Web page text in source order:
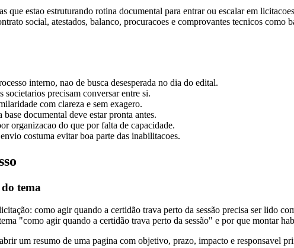
que estao estruturando rotina documental para entrar ou escalar em
social, atestados, balanco, procuracoes e comprovantes tecnicos
interno, nao de busca desesperada no dia do edital.
societarios precisam conversar entre si.
com clareza e sem exagero.
documental deve estar pronta antes.
organizacao do que por falta de capacidade.
costuma evitar boa parte das inabilitacoes.
tema
como agir quando a certidão trava perto da sessão precisa ser lido
"como agir quando a certidão trava perto da sessão" e por que montar
um resumo de uma pagina com objetivo, prazo, impacto e responsavel